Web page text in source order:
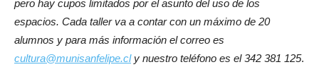
pero hay cupos limitados por el asunto del uso de los
espacios. Cada taller va a contar con un máximo de 20
alumnos y para más información el correo es
cultura@munisanfelipe.cly nuestro teléfono es el 342 381 125.